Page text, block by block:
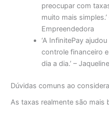
preocupar com
muito mais
Empreendedora
‘A InfinitePay
controle financeiro
dia a dia.’ –
Dúvidas comuns ao
As taxas realmente são mais